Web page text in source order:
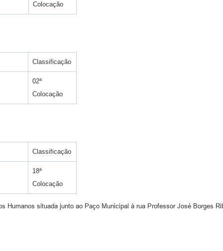
Colocação
Classificação
02ª
Colocação
Classificação
18ª
Colocação
Humanos situada junto ao Paço Municipal à rua Professor José Borges